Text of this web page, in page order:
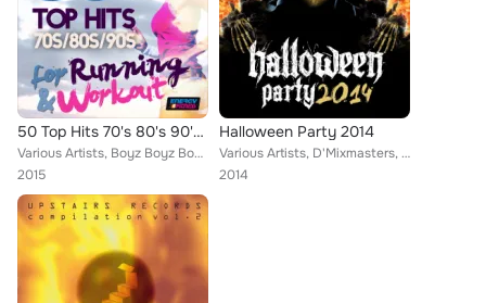
50 Top Hits 70's 80's 90's for Running and Workout
Various Artists, Boyz Boyz Boyz, Boys Boys Boys, Th Express, Housecream, Java, Axel Force, Heartclub, Peek-a-boo, Plaza People, ...
2015
Halloween Party 2014
Various Artists, D'Mixmasters, Henry Kimming, Mc Joe, Axel Force, Koka, Made In Hell, Planet Of Love, Shannon Heart, Lickey Mo',...
2014